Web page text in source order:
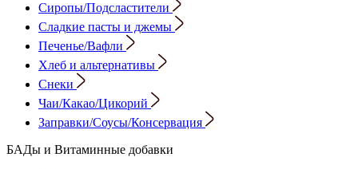
Сиропы/Подсластители
Сладкие пасты и джемы
Печенье/Вафли
Хлеб и альтернативы
Снеки
Чаи/Какао/Цикорий
Заправки/Соусы/Консервация
БАДы и Витаминные добавки